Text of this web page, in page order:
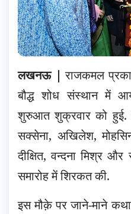
लखनऊ | राजकमल
बौद्ध शोध संस्थान में
शुरुआत शुक्रवार को हुई.
सक्सेना, अखिलेश,
दीक्षित, वन्दना मिश्र
समारोह में शिरकत की.
इस मौक़े पर जाने-माने